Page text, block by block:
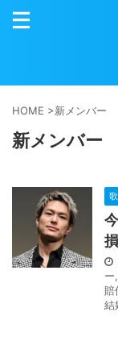
HOME >新メンバー
新メンバー
ー,
賠
結